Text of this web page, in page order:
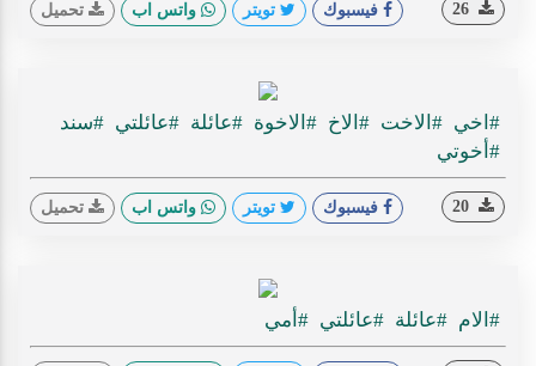
فيسبوك تويتر واتس اب تحميل
#اخي #الاخت #الاخ #الاخوة #عائلة #عائلتي #سند
#أخوتي
فيسبوك تويتر واتس اب تحميل
#الام #عائلة #عائلتي #أمي